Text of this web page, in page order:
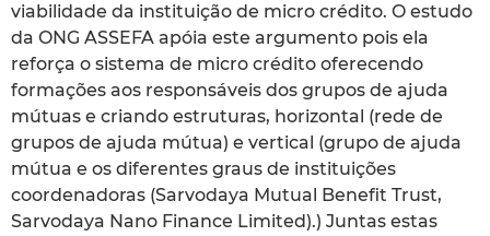
viabilidade da instituição de micro crédito. O estudo
da ONG ASSEFA apóia este argumento pois ela
reforça o sistema de micro crédito oferecendo
formações aos responsáveis dos grupos de ajuda
mútuas e criando estruturas, horizontal (rede de
grupos de ajuda mútua) e vertical (grupo de ajuda
mútua e os diferentes graus de instituições
coordenadoras (Sarvodaya Mutual Benefit Trust,
Sarvodaya Nano Finance Limited).) Juntas estas